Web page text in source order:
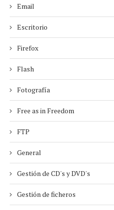
Email
Escritorio
Firefox
Flash
Fotografía
Free as in Freedom
FTP
General
Gestión de CD's y DVD's
Gestión de ficheros